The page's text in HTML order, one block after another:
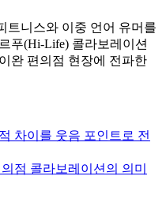
트니스와 이중 언어 유머를
푸(Hi-Life) 콜라보레이션
완 편의점 현장에 전파한
차이를 웃음 포인트로 전
점 콜라보레이션의 의미